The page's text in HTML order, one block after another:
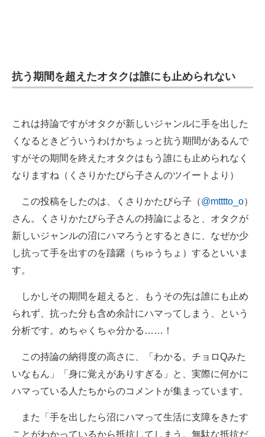
抗う期間を超えたオタクは誰にも止められない
これは持論ですがオタクが新しいジャンルに手を出した
くなるときどういうわけかちょっと抗う期間があるんで
すがその期間を終えたオタクはもう誰にも止められなく
なりますね（くさりかたびら子さんのツイートより）
この投稿をしたのは、くさりかたびら子（@mtttto_o）
さん。くさりかたびら子さんの持論によると、オタクが
新しいジャンルの沼にハマろうとするときに、なぜか少
し抗って手を出すのを躊躇（ちゅうちょ）するといいま
す。
しかしその期間を超えると、もうその先は誰にも止め
られず、抗った分も含め余計にハマってしまう、という
分析です。めちゃくちゃ分かる……！
この持論の納得度の高さに、「わかる。チョロQみた
いなもん」「身に覚えがありすぎる」と、実際に何かに
ハマっている人たちからのコメントが集まっています。
また「手を出したら沼にハマって生活に支障をきたす
ことがわかっているから抵抗してしまう。無駄な抵抗だ